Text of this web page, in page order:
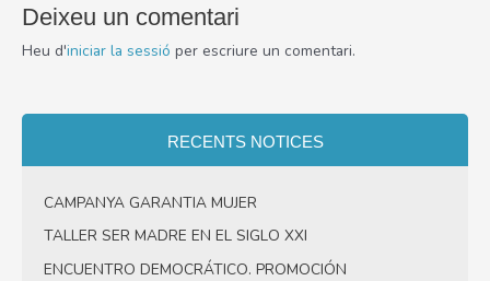
sobre
los
Tiempo
Fiestas
Gracia
Deixeu un comentari
Heu d'iniciar la sessió per escriure un comentari.
RECENTS NOTICES
CAMPANYA GARANTIA MUJER
TALLER SER MADRE EN EL SIGLO XXI
ENCUENTRO DEMOCRÁTICO. PROMOCIÓN